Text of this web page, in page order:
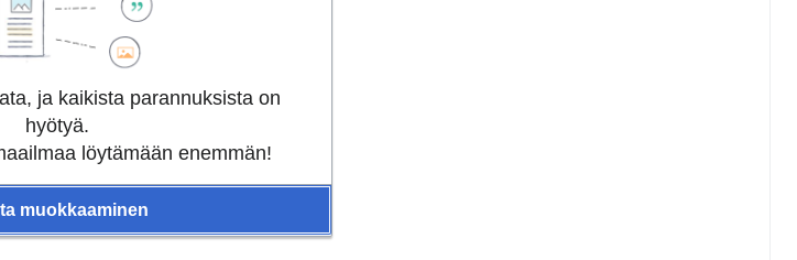
ja kaikista parannuksista on
hyötyä.
löytämään enemmän!
muokkaaminen